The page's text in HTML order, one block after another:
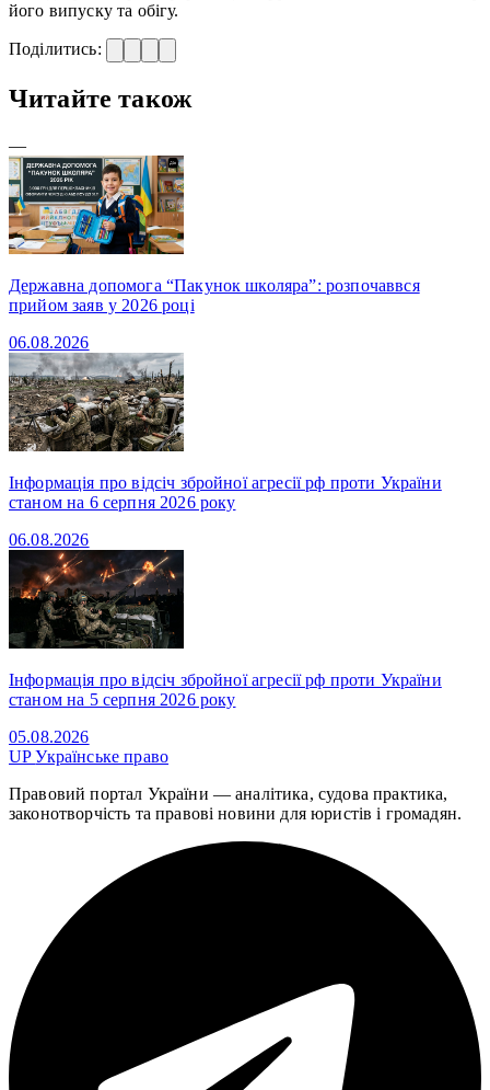
його випуску та обігу.
Поділитись:
Читайте також
—
Державна допомога “Пакунок школяра”: розпочаввся
прийом заяв у 2026 році
06.08.2026
Інформація про відсіч збройної агресії рф проти України
станом на 6 серпня 2026 року
06.08.2026
Інформація про відсіч збройної агресії рф проти України
станом на 5 серпня 2026 року
05.08.2026
UPУкраїнське право
Правовий портал України — аналітика, судова практика,
законотворчість та правові новини для юристів і громадян.